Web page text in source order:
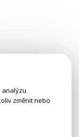
analýzu
změnit nebo